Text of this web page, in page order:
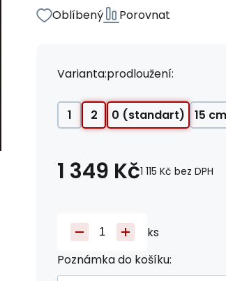
Oblíbený Porovnat
Varianta:
1 2
prodloužení:
0 (standart) 15 cm
1 349 Kč1 115 Kč bez DPH
ks
Poznámka do košíku: